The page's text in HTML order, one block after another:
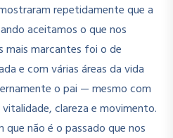
repetidamente que a
aceitamos o que nos
mais marcantes foi o de
e com várias áreas da vida
o pai — mesmo com
clareza e movimento.
não é o passado que nos